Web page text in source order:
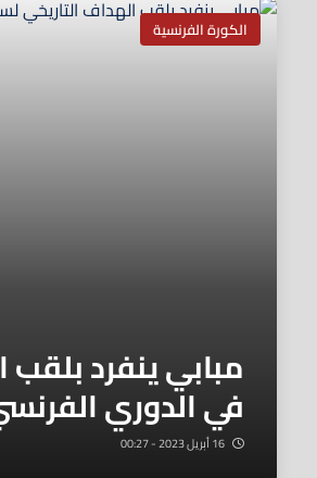
الكورة الفرنسية
مبابي ينفرد
في الدوري